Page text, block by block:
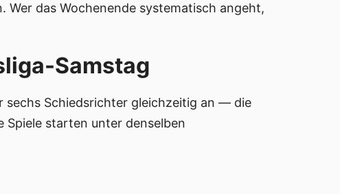
das Wochenende systematisch angeht,
Samstag
sechs Schiedsrichter gleichzeitig an — die
Spiele starten unter denselben